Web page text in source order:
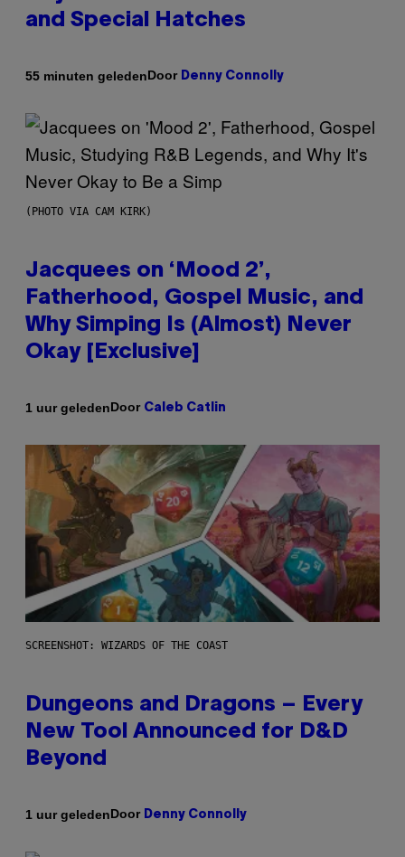
and Special Hatches
55 minuten geledenDoor Denny Connolly
(PHOTO VIA CAM KIRK)
Jacquees on ‘Mood 2’,
Fatherhood, Gospel Music, and
Why Simping Is (Almost) Never
Okay [Exclusive]
1 uur geledenDoor Caleb Catlin
SCREENSHOT: WIZARDS OF THE COAST
Dungeons and Dragons – Every
New Tool Announced for D&D
Beyond
1 uur geledenDoor Denny Connolly